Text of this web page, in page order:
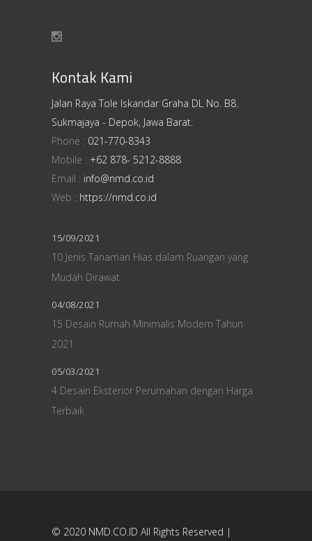
Kontak Kami
Jalan Raya Tole Iskandar Graha DL No. B8.
Sukmajaya - Depok, Jawa Barat.
Phone : 021-770-8343
Mobile : +62 878- 5212-8888
Email : info@nmd.co.id
Web : https://nmd.co.id
15/09/2021
10 Jenis Tanaman Hias dalam Ruangan yang
Mudah Dirawat
04/08/2021
15 Desain Rumah Minimalis Modern Tahun
2021
05/03/2021
4 Desain Eksterior Perumahan dengan Harga
Terbaik
© 2020 NMD.CO.ID All Rights Reserved |